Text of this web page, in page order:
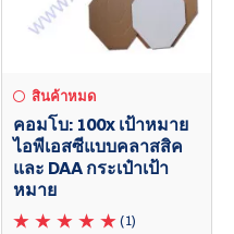
สินค้าหมด
คอมโบ: 100x เป้าหมาย
ไอพีเอสซีแบบคลาสสิค
และ DAA กระเป๋าเป้า
หมาย
(1)